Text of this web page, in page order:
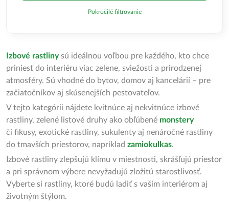
Pokročilé filtrovanie
Izbové rastlinysú ideálnou voľbou pre každého, kto chce
priniesť do interiéru viac zelene, sviežosti a prirodzenej
atmosféry. Sú vhodné do bytov, domov aj kancelárií – pre
začiatočníkov aj skúsenejších pestovateľov.
V tejto kategórii nájdete kvitnúce aj nekvitnúce izbové
rastliny, zelené listové druhy ako obľúbené monstery
či fikusy, exotické rastliny, sukulenty aj nenáročné rastliny
do tmavších priestorov, napríklad zamiokulkas.
Izbové rastliny zlepšujú klímu v miestnosti, skrášľujú priestor
a pri správnom výbere nevyžadujú zložitú starostlivosť.
Vyberte si rastliny, ktoré budú ladiť s vaším interiérom aj
životným štýlom.